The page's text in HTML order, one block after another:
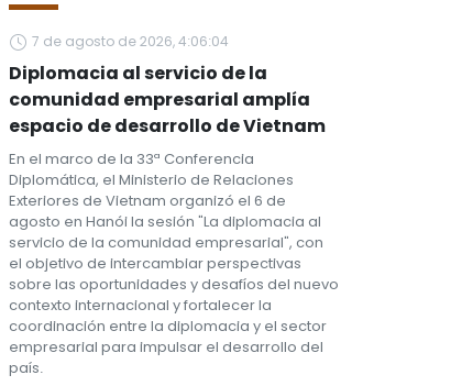
7 de agosto de 2026, 4:06:04
Diplomacia al servicio de la
comunidad empresarial amplía
espacio de desarrollo de Vietnam
En el marco de la 33ª Conferencia
Diplomática, el Ministerio de Relaciones
Exteriores de Vietnam organizó el 6 de
agosto en Hanói la sesión "La diplomacia al
servicio de la comunidad empresarial", con
el objetivo de intercambiar perspectivas
sobre las oportunidades y desafíos del nuevo
contexto internacional y fortalecer la
coordinación entre la diplomacia y el sector
empresarial para impulsar el desarrollo del
país.